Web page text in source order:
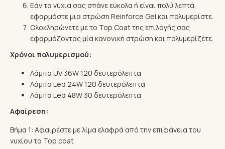
Eάν τα νύχια σας σπάνε εύκολα ή είναι πολύ λεπτά,
εφαρμόστε μια στρώση Reinforce Gel και πολυμερίστε.
Ολοκληρώνετε με το Top Coat της επιλογής σας
εφαρμόζοντας μία κανονική στρώση και πολυμερίζέτε.
Χρόνοι πολυμερισμού:
Λάμπα UV 36W 120 δευτερόλεπτα
Λάμπα Led 24W 120 δευτερόλεπτα
Λάμπα Led 48W 30 δευτερόλεπτα
Αφαίρεση:
Βήμα 1: Αφαιρέστε με λίμα ελαφρά από την επιφάνεια του
νυχίου το Top coat